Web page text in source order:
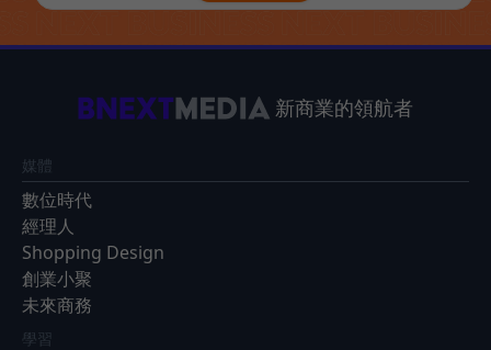
新商業的領航者
媒體
數位時代
經理人
Shopping Design
創業小聚
未來商務
學習